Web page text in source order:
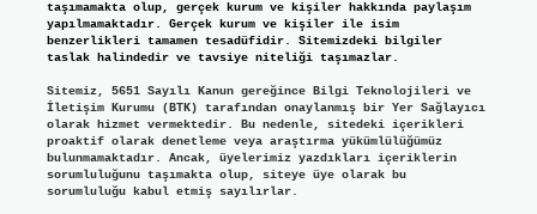
taşımamakta olup, gerçek kurum ve kişiler hakkında paylaşım
yapılmamaktadır. Gerçek kurum ve kişiler ile isim
benzerlikleri tamamen tesadüfidir. Sitemizdeki bilgiler
taslak halindedir ve tavsiye niteliği taşımazlar.
Sitemiz, 5651 Sayılı Kanun gereğince Bilgi Teknolojileri ve
İletişim Kurumu (BTK) tarafından onaylanmış bir Yer Sağlayıcı
olarak hizmet vermektedir. Bu nedenle, sitedeki içerikleri
proaktif olarak denetleme veya araştırma yükümlülüğümüz
bulunmamaktadır. Ancak, üyelerimiz yazdıkları içeriklerin
sorumluluğunu taşımakta olup, siteye üye olarak bu
sorumluluğu kabul etmiş sayılırlar.